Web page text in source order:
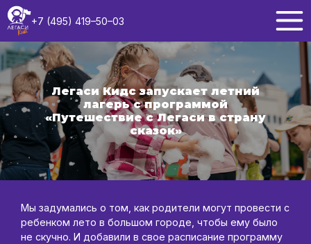
+7 (495) 419–50–03
Легаси Кидс запускает летний
лагерь с программой
«Путешествие с Легаси в страну
сказок»
Мы задумались о том, как родители могут провести с
ребенком лето в большом городе, чтобы ему было
не скучно. И добавили в свое расписание программу